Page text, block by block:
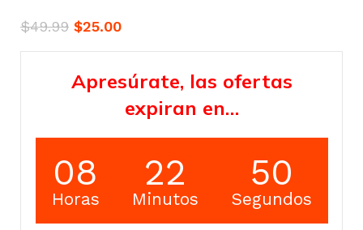
$49.99 $25.00
Apresúrate, las ofertas
expiran en…
08
Horas
22
Minutos
49
Segundos